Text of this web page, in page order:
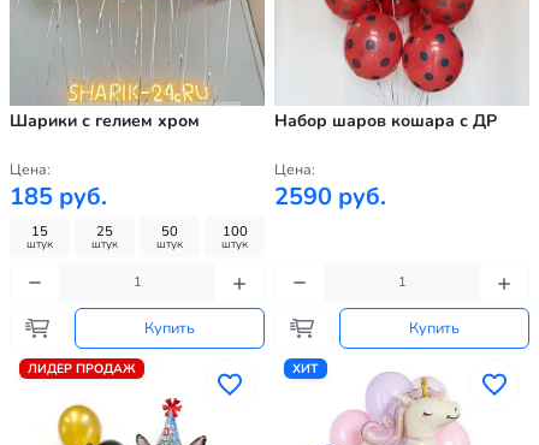
Шарики с гелием хром
Цена:
185 руб.
15
штук
25
штук
50
штук
100
штук
Купить
Набор шаров кошара с ДР
Цена:
2590 руб.
Купить
ЛИДЕР ПРОДАЖ ХИТ